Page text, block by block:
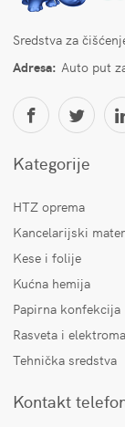
Sredstva za
Adresa: Auto put
Kategorije
HTZ oprema
Kancelarijski
Kese i folije
Kućna hemija
Papirna konfekcija
Rasveta i
Tehnička sredstva
Kontakt